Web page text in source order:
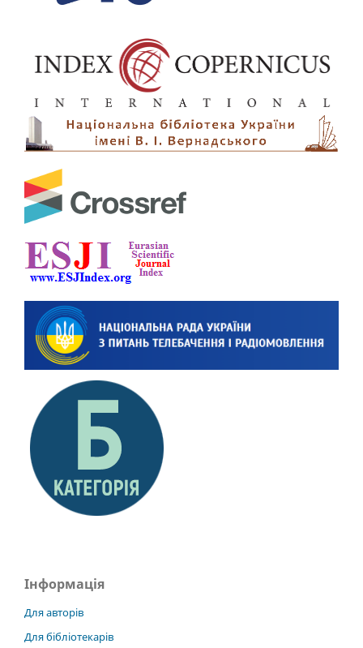
Інформація
Для авторів
Для бібліотекарів